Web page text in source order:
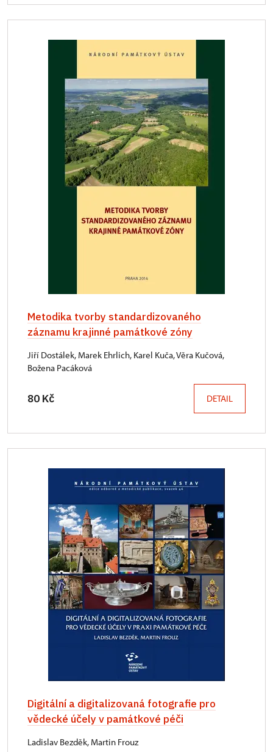
Metodika tvorby standardizovaného
záznamu krajinné památkové zóny
Jiří Dostálek, Marek Ehrlich, Karel Kuča, Věra Kučová,
Božena Pacáková
80 Kč DETAIL
Digitální a digitalizovaná fotografie pro
vědecké účely v památkové péči
Ladislav Bezděk, Martin Frouz